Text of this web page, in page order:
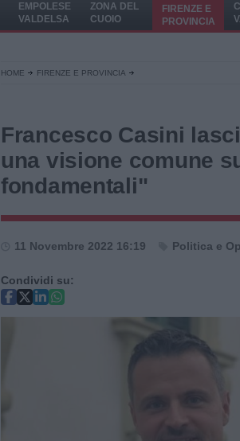
EMPOLESE
VALDELSA
ZONA DEL
CUOIO
FIRENZE E
PROVINCIA
HOME FIRENZE E PROVINCIA
Francesco Casini
una visione comune
fondamentali"
11 Novembre 2022 16:19 Politica e
Condividi su: